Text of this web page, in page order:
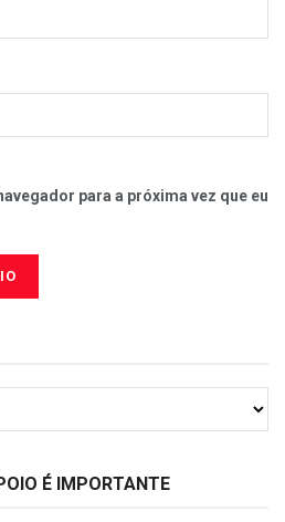
para a próxima vez que eu
É IMPORTANTE